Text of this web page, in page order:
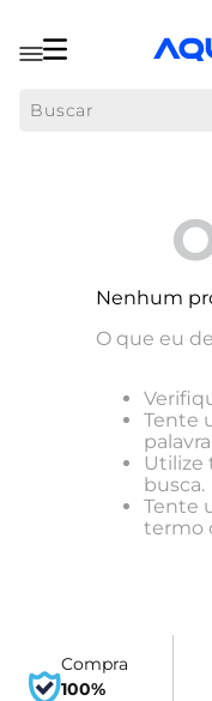
Nenhum
O que eu
Tente
Utilize
busca.
Tente
termo
Compra
100%